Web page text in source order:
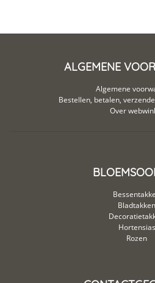
ALGEMENE
Algemene
Bestellen, betalen,
Over
Bladtakken
Hortensias
Rozen